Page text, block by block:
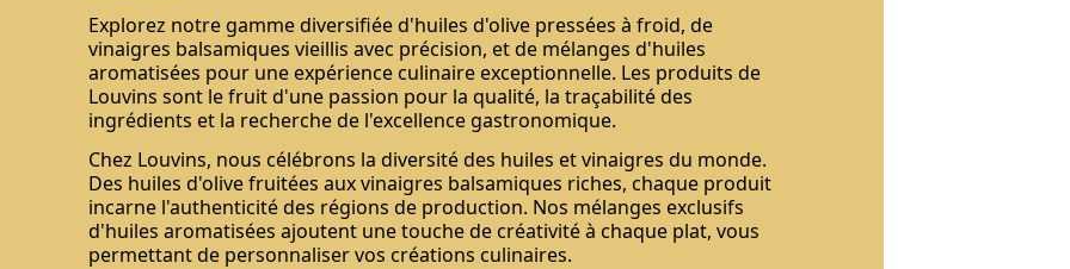
Explorez notre gamme diversifiée d'huiles d'olive pressées à froid, de
vinaigres balsamiques vieillis avec précision, et de mélanges d'huiles
aromatisées pour une expérience culinaire exceptionnelle. Les produits de
Louvins sont le fruit d'une passion pour la qualité, la traçabilité des
ingrédients et la recherche de l'excellence gastronomique.
Chez Louvins, nous célébrons la diversité des huiles et vinaigres du monde.
Des huiles d'olive fruitées aux vinaigres balsamiques riches, chaque produit
incarne l'authenticité des régions de production. Nos mélanges exclusifs
d'huiles aromatisées ajoutent une touche de créativité à chaque plat, vous
permettant de personnaliser vos créations culinaires.